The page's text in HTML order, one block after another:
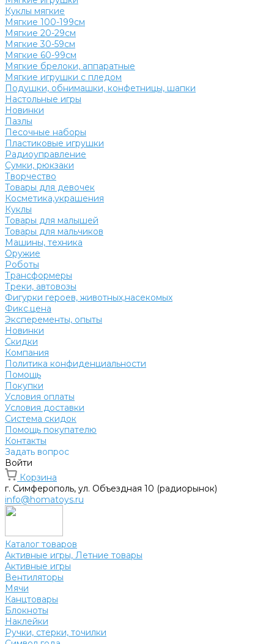
Куклы мягкие
Мягкие 100-199см
Мягкие 20-29см
Мягкие 30-59см
Мягкие 60-99см
Мягкие брелоки, аппаратные
Мягкие игрушки с пледом
Подушки, обнимашки, конфетницы, шапки
Настольные игры
Новинки
Пазлы
Песочные наборы
Пластиковые игрушки
Радиоуправление
Сумки, рюкзаки
Творчество
Товары для девочек
Косметика,украшения
Куклы
Товары для малышей
Товары для мальчиков
Машины, техника
Оружие
Роботы
Трансформеры
Треки, автовозы
Фигурки героев, животных,насекомых
Фикс.цена
Эксперементы, опыты
Новинки
Скидки
Компания
Политика конфиденциальности
Помощь
Покупки
Условия оплаты
Условия доставки
Система скидок
Помощь покупателю
Контакты
Задать вопрос
Войти
Корзина
г. Симферополь, ул. Объездная 10 (радиорынок)
info@homatoys.ru
Каталог товаров
Активные игры, Летние товары
Активные игры
Вентиляторы
Мячи
Канцтовары
Блокноты
Наклейки
Ручки, стерки, точилки